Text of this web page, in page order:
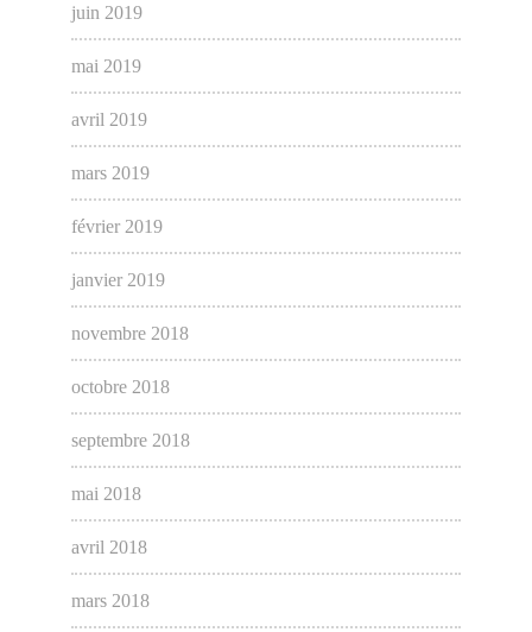
juin 2019
mai 2019
avril 2019
mars 2019
février 2019
janvier 2019
novembre 2018
octobre 2018
septembre 2018
mai 2018
avril 2018
mars 2018